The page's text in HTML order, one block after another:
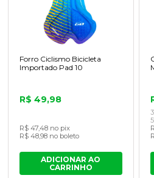
Forro Ciclismo Bicicleta
Importado Pad 10
R$ 49,98
R$ 47,48 no pix
R$ 48,98 no boleto
ADICIONAR AO
CARRINHO